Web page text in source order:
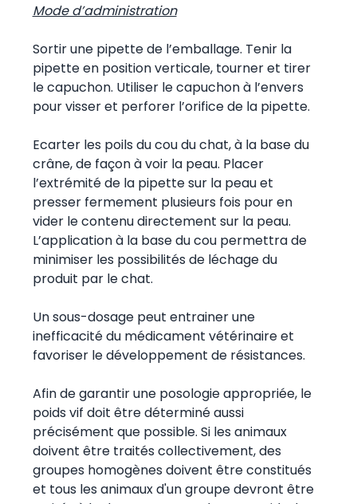
Mode d’administration
Sortir une pipette de l’emballage. Tenir la
pipette en position verticale, tourner et tirer
le capuchon. Utiliser le capuchon à l’envers
pour visser et perforer l’orifice de la pipette.
Ecarter les poils du cou du chat, à la base du
crâne, de façon à voir la peau. Placer
l’extrémité de la pipette sur la peau et
presser fermement plusieurs fois pour en
vider le contenu directement sur la peau.
L’application à la base du cou permettra de
minimiser les possibilités de léchage du
produit par le chat.
Un sous-dosage peut entrainer une
inefficacité du médicament vétérinaire et
favoriser le développement de résistances.
Afin de garantir une posologie appropriée, le
poids vif doit être déterminé aussi
précisément que possible. Si les animaux
doivent être traités collectivement, des
groupes homogènes doivent être constitués
et tous les animaux d'un groupe devront être